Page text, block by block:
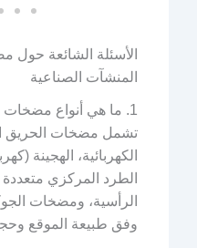
الأسئلة الشائعة
المنشآت الصناعية
1. ما هي أنواع مضخات الحريق؟
تشمل مضخات الحريق
الكهربائية، الهجينة
الطرد المركزي متعددة
الرأسية، ومضخات
وفق طبيعة الموقع